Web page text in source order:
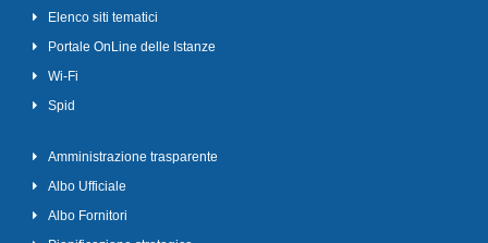
Elenco siti tematici
Portale OnLine delle Istanze
Wi-Fi
Spid
Amministrazione trasparente
Albo Ufficiale
Albo Fornitori